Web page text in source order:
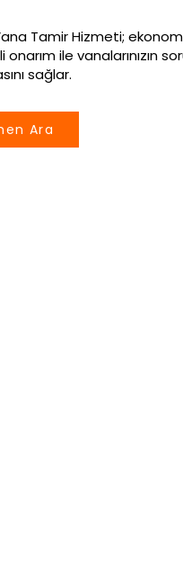
Tamir Hizmeti;
onarım ile vanalarınızın
sağlar.
Ara